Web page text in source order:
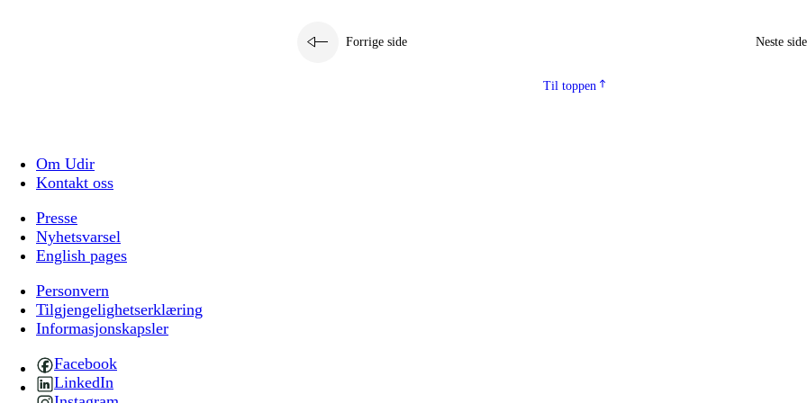
Forrige side Neste side
Til toppen
Om Udir
Kontakt oss
Presse
Nyhetsvarsel
English pages
Personvern
Tilgjengelighetserklæring
Informasjonskapsler
Facebook
LinkedIn